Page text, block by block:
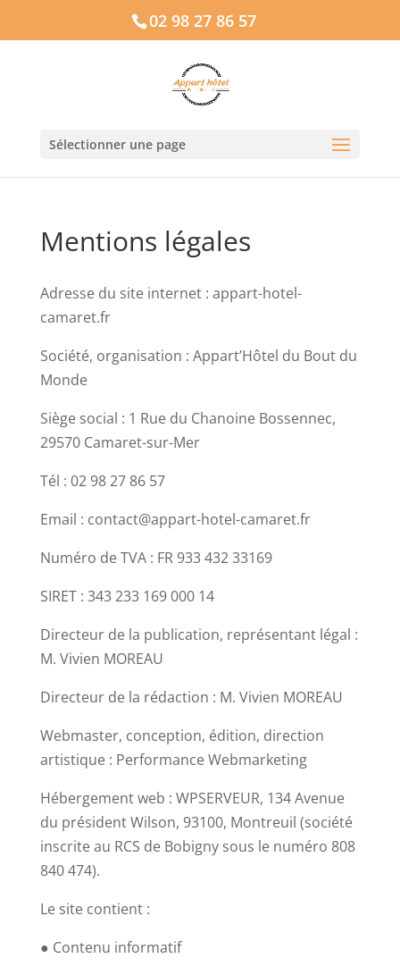
02 98 27 86 57
Sélectionner une page
Mentions légales
Adresse du site internet : appart-hotel-
camaret.fr
Société, organisation : Appart’Hôtel du Bout du
Monde
Siège social : 1 Rue du Chanoine Bossennec,
29570 Camaret-sur-Mer
Tél : 02 98 27 86 57
Email : contact@appart-hotel-camaret.fr
Numéro de TVA : FR 933 432 33169
SIRET : 343 233 169 000 14
Directeur de la publication, représentant légal :
M. Vivien MOREAU
Directeur de la rédaction : M. Vivien MOREAU
Webmaster, conception, édition, direction
artistique : Performance Webmarketing
Hébergement web : WPSERVEUR, 134 Avenue
du président Wilson, 93100, Montreuil (société
inscrite au RCS de Bobigny sous le numéro 808
840 474).
Le site contient :
● Contenu informatif